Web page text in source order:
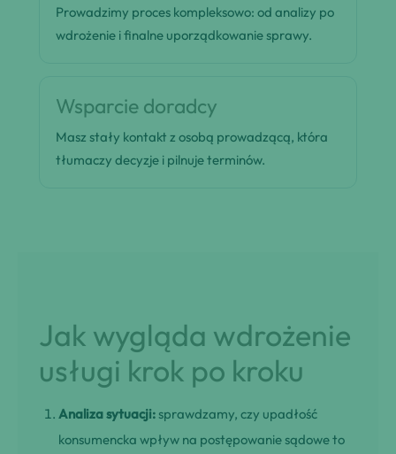
Prowadzimy proces kompleksowo: od analizy po
wdrożenie i finalne uporządkowanie sprawy.
Wsparcie doradcy
Masz stały kontakt z osobą prowadzącą, która
tłumaczy decyzje i pilnuje terminów.
Jak wygląda wdrożenie
usługi krok po kroku
Analiza sytuacji: sprawdzamy, czy upadłość
konsumencka wpływ na postępowanie sądowe to